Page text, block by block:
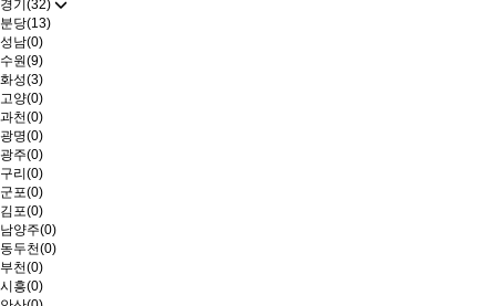
경기(32)
분당(13)
성남(0)
수원(9)
화성(3)
고양(0)
과천(0)
광명(0)
광주(0)
구리(0)
군포(0)
김포(0)
남양주(0)
동두천(0)
부천(0)
시흥(0)